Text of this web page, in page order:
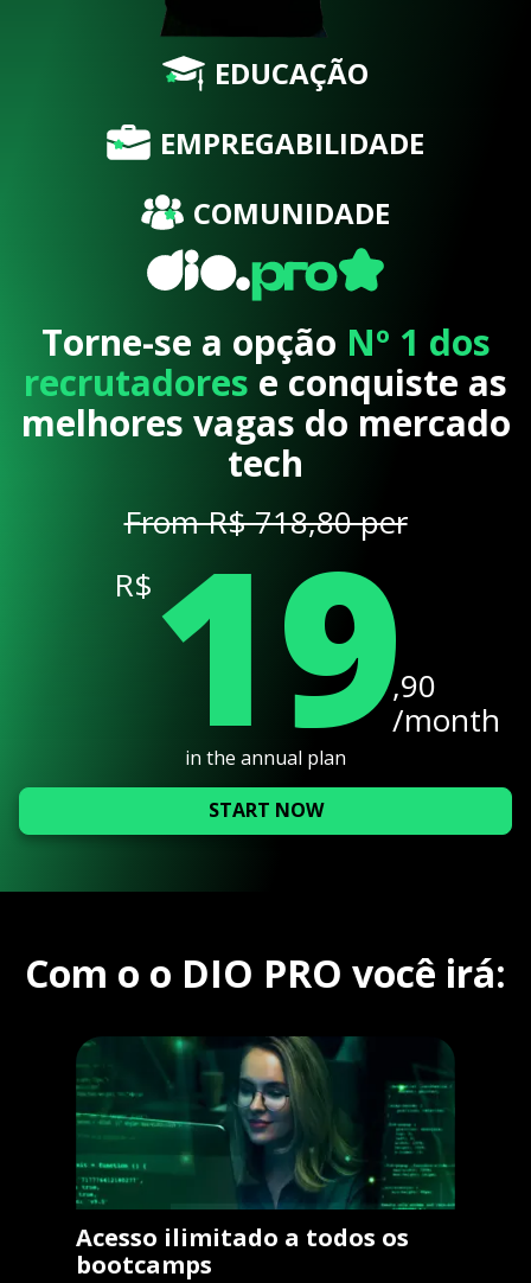
EDUCAÇÃO
EMPREGABILIDADE
COMUNIDADE
Torne-se a opção Nº 1 dos
recrutadores e conquiste as
melhores vagas do mercado
tech
From R$ 718,80 per
R$ 19,90
/month
in the annual plan
START NOW
Com o o DIO PRO você irá:
Acesso ilimitado a todos os
bootcamps